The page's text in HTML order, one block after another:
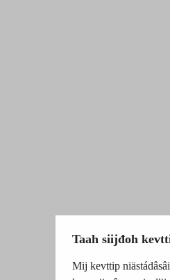
Taah siijđoh
Mij kevttip